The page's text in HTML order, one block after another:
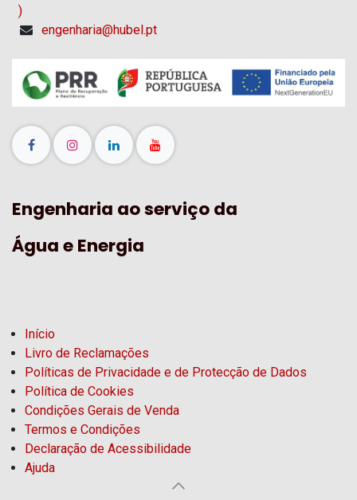
)
engenharia@hubel.pt
Engenharia ao serviço da
Água e Energia
Início
Livro de Reclamações
Políticas de Privacidade e de Protecção de Dados
Política de Cookies
Condições Gerais de Venda
Termos e Condições
Declaração de Acessibilidade
Ajuda